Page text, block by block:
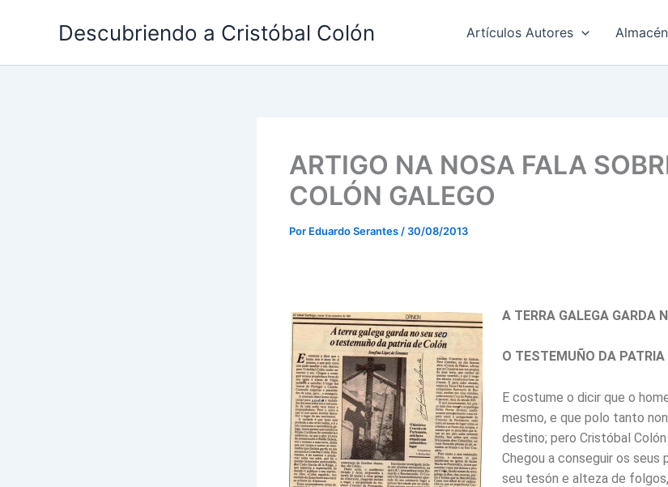
Descubriendo a Cristóbal Colón Artículos Autores Almacén
ARTIGO NA NOSA FALA
COLÓN GALEGO
Por Eduardo Serantes / 30/08/2013
A TERRA GALEGA GARDA
O TESTEMUÑO DA PATRIA
E costume o dicir que o
mesmo, e que polo tanto
destino; pero Cristóbal
Chegou a conseguir os seus
seu tesón e alteza de